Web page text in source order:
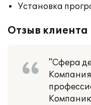
Установка
Отзыв клиента
"Сфера